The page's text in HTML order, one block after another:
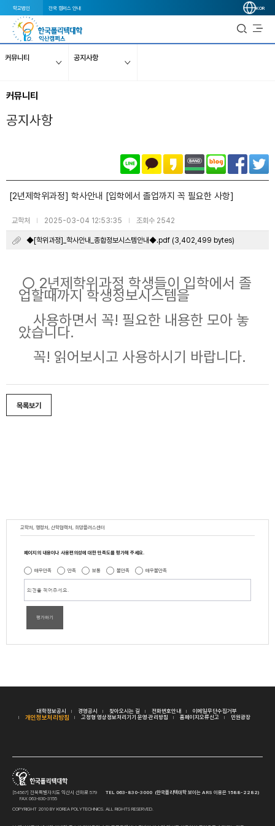
학교법인 전국 캠퍼스 안내 KOR
커뮤니티 공지사항
커뮤니티
공지사항
[2년제학위과정] 학사안내 [입학에서 졸업까지 꼭 필요한 사항]
교학처 | 2025-03-04 12:53:35 | 조회수 2542
◆[학위과정]_학사안내_종합정보시스템안내◆.pdf (3,402,499 bytes)
○ 2년제학위과정 학생들이 입학에서 졸
업할때까지 학생정보시스템을
사용하면서 꼭! 필요한 내용한 모아 놓
았습니다.
꼭! 읽어보시고 사용하시기 바랍니다.
목록보기
교학처, 행정처, 산학협력처, 희망플러스센터
페이지의 내용이나 사용편의성에 대한 만족도를 평가해 주세요.
매우만족 만족 보통 불만족 매우불만족
평가하기
대학정보공시 경영공시 찾아오시는 길 전화번호안내 이메일무단수집거부
개인정보처리방침 고정형 영상정보처리기기 운영·관리방침 홈페이지오류신고 민원광장
[54567] 전북특별자치도 익산시 선화로 579 TEL 063-830-3000 (한국폴리텍대학 보이는 ARS 이용은 1588-2282)
FAX 063-830-3155
COPYRIGHT 2010 BY KOREA POLYTECHNICS. ALL RIGHTS RESERVED.